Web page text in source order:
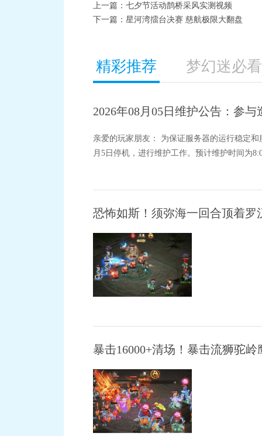
上一篇： 七夕节活动鹊桥采风实测视频
下一篇： 星河湾擂台决赛 慈航极限大翻盘
精彩推荐 梦幻迷必看
2026年08月05日维护公告：参
亲爱的玩家朋友： 为保证服务器的运行稳定
月5日停机，进行维护工作。预计维护时间为
恐怖如斯！须弥海一回合顶着罗
暴击16000+清场！暴击流狮驼